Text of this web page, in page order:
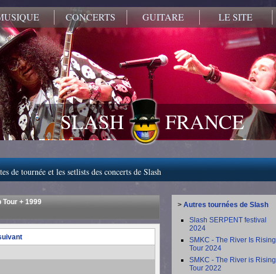
CONCERTS GUITARE LE SITE
SLASH FRANCE
de tournée et les setlists des concerts de Slash
+ 1999
> Autres tournées de Slash
Slash SERPENT festival
2024
SMKC - The River Is Rising
Tour 2024
SMKC - The River is Rising
Tour 2022